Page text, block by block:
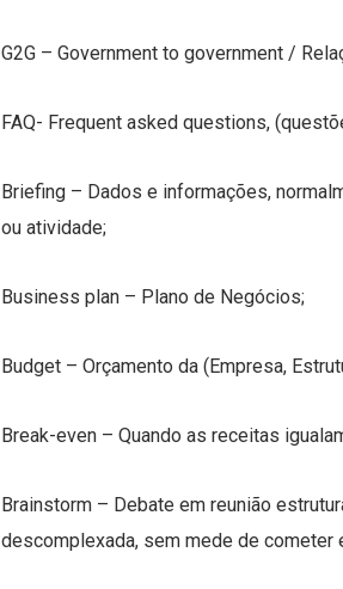
G2G – Government to government /
FAQ- Frequent asked questions,
Briefing – Dados e informações,
ou atividade;
Business plan – Plano de Negócios;
Budget – Orçamento da (Empresa,
Break-even – Quando as receitas
Brainstorm – Debate em reunião
descomplexada, sem mede de cometer